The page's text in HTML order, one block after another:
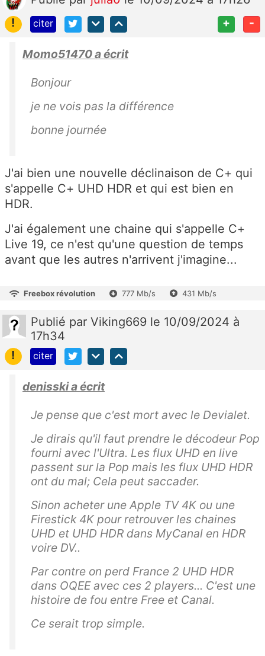
!
citer + -
Momo51470 a écrit
Bonjour
je ne vois pas la différence
bonne journée
J'ai bien une nouvelle déclinaison de C+ qui
s'appelle C+ UHD HDR et qui est bien en
HDR.
J'ai également une chaine qui s'appelle C+
Live 19, ce n'est qu'une question de temps
avant que les autres n'arrivent j'imagine...
Freebox révolution 777 Mb/s 431 Mb/s
Publié par Viking669 le 10/09/2024 à
17h34
!
citer
denisski a écrit
Je pense que c'est mort avec le Devialet.
Je dirais qu'il faut prendre le décodeur Pop
fourni avec l'Ultra. Les flux UHD en live
passent sur la Pop mais les flux UHD HDR
ont du mal; Cela peut saccader.
Sinon acheter une Apple TV 4K ou une
Firestick 4K pour retrouver les chaines
UHD et UHD HDR dans MyCanal en HDR
voire DV..
Par contre on perd France 2 UHD HDR
dans OQEE avec ces 2 players... C'est une
histoire de fou entre Free et Canal.
Ce serait trop simple.